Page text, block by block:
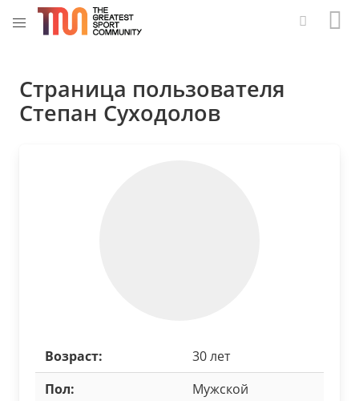
Страница пользователя
Степан Суходолов
Возраст:
30 лет
Пол:
Мужской